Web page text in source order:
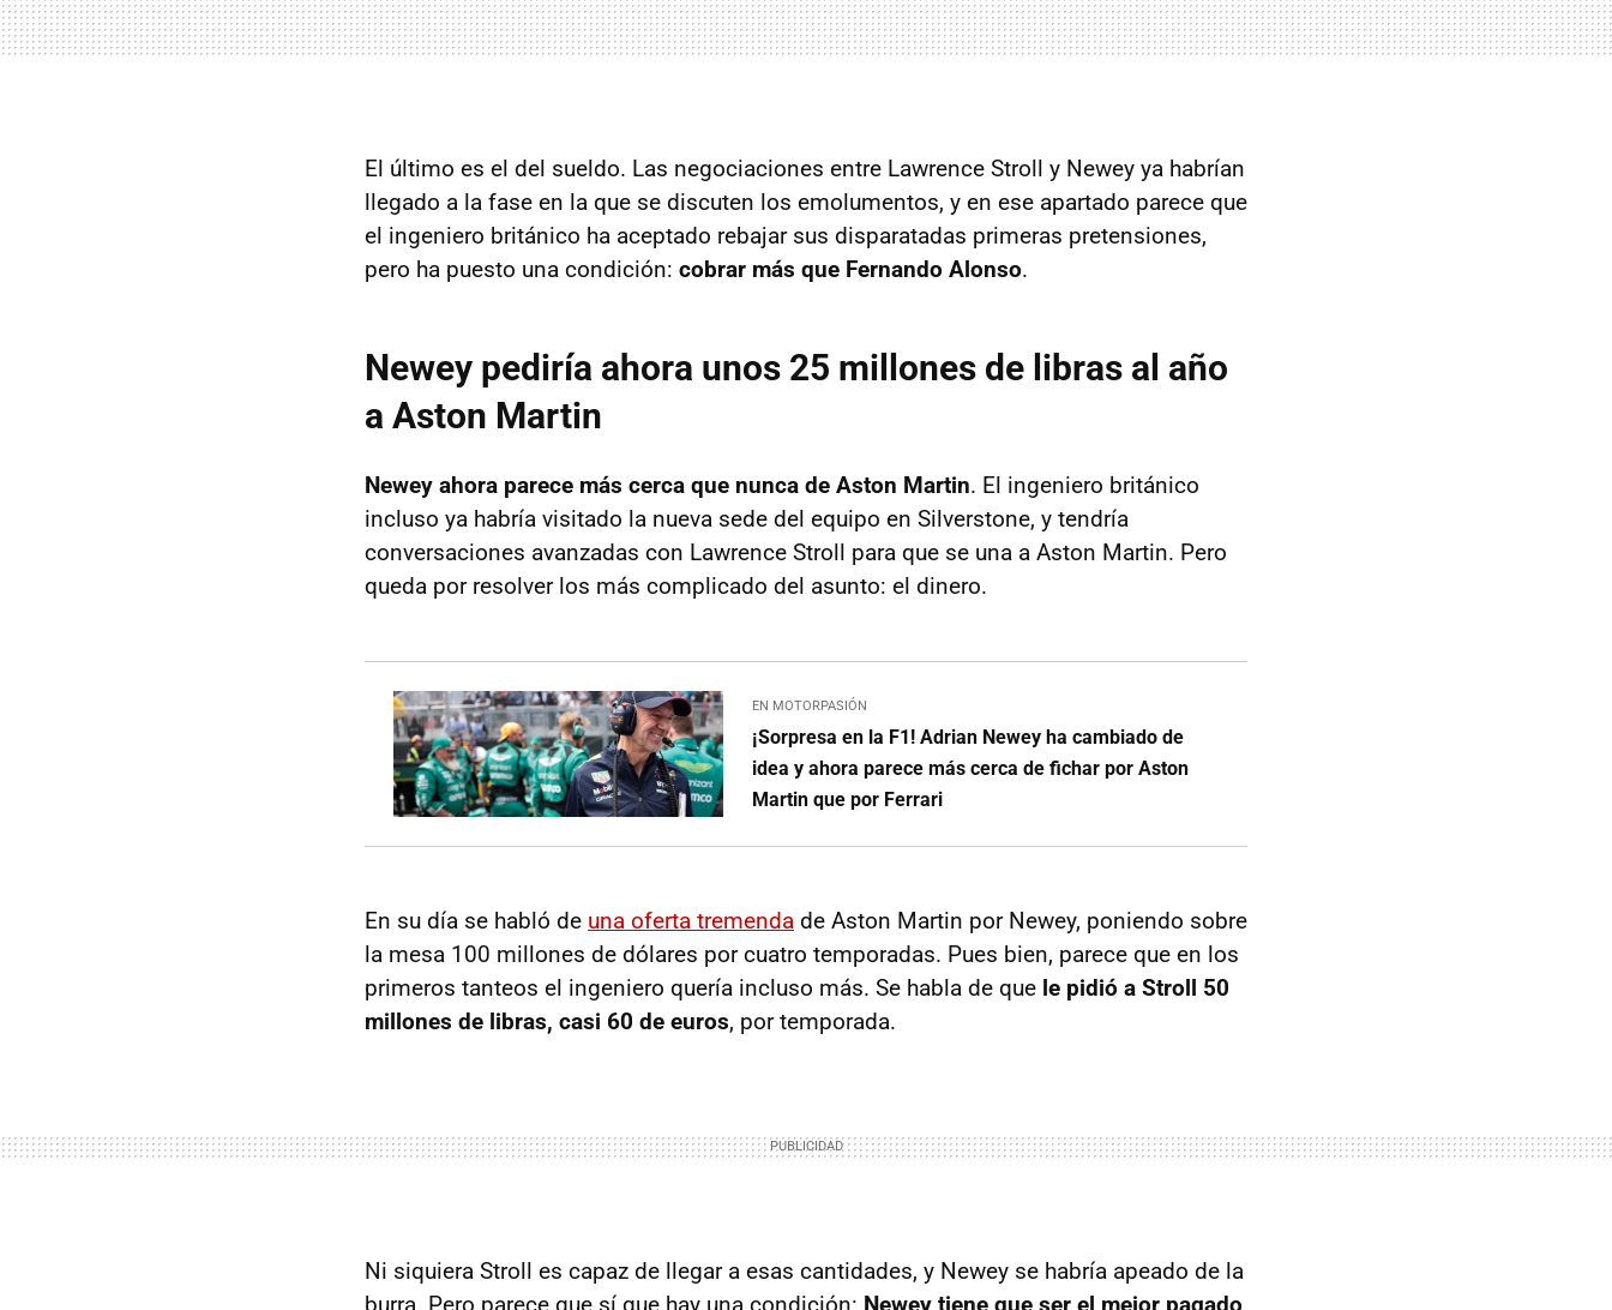
El último es el del sueldo. Las negociaciones entre Lawrence Stroll y Newey ya habrían
llegado a la fase en la que se discuten los emolumentos, y en ese apartado parece que
el ingeniero británico ha aceptado rebajar sus disparatadas primeras pretensiones,
pero ha puesto una condición: cobrar más que Fernando Alonso.
Newey pediría ahora unos 25 millones de libras al año
a Aston Martin
Newey ahora parece más cerca que nunca de Aston Martin. El ingeniero británico
incluso ya habría visitado la nueva sede del equipo en Silverstone, y tendría
conversaciones avanzadas con Lawrence Stroll para que se una a Aston Martin. Pero
queda por resolver los más complicado del asunto: el dinero.
EN MOTORPASIÓN
¡Sorpresa en la F1! Adrian Newey ha cambiado de
idea y ahora parece más cerca de fichar por Aston
Martin que por Ferrari
En su día se habló de una oferta tremenda de Aston Martin por Newey, poniendo sobre
la mesa 100 millones de dólares por cuatro temporadas. Pues bien, parece que en los
primeros tanteos el ingeniero quería incluso más. Se habla de que le pidió a Stroll 50
millones de libras, casi 60 de euros, por temporada.
Ni siquiera Stroll es capaz de llegar a esas cantidades, y Newey se habría apeado de la
burra. Pero parece que sí que hay una condición: Newey tiene que ser el mejor pagado